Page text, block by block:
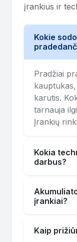
įrankius ir
Kokie
Pradžiai
karutis.
tarnauja
Įrankių
Kokia
darbus?
įrankiai?
Kaip